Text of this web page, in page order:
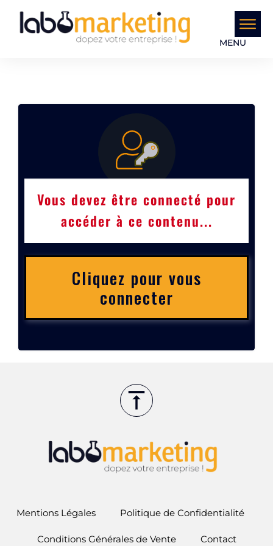
MENU
Vous devez être connecté pour
accéder à ce contenu...
Cliquez pour vous
connecter
Mentions Légales Politique de Confidentialité
Conditions Générales de Vente Contact